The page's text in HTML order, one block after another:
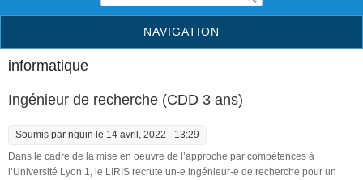
NAVIGATION
informatique
Ingénieur de recherche (CDD 3 ans)
Soumis par nguin le 14 avril, 2022 - 13:29
Dans le cadre de la mise en oeuvre de l’approche par compétences à
l’Université Lyon 1, le LIRIS recrute un-e ingénieur-e de recherche pour un